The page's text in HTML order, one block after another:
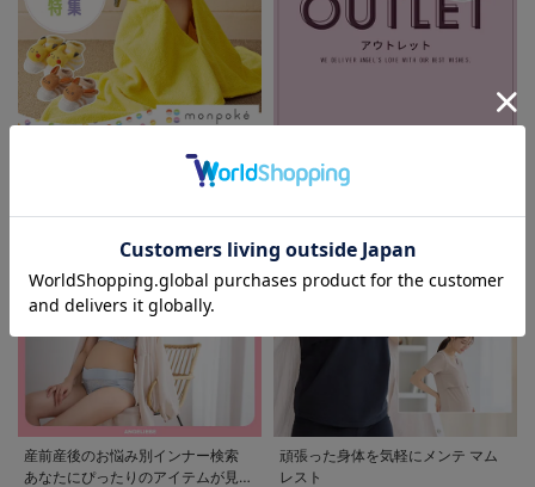
産前産後のお悩み別インナー検索
あなたにぴったりのアイテムが見つ
頑張った身体を気軽にメンテ マム
レスト